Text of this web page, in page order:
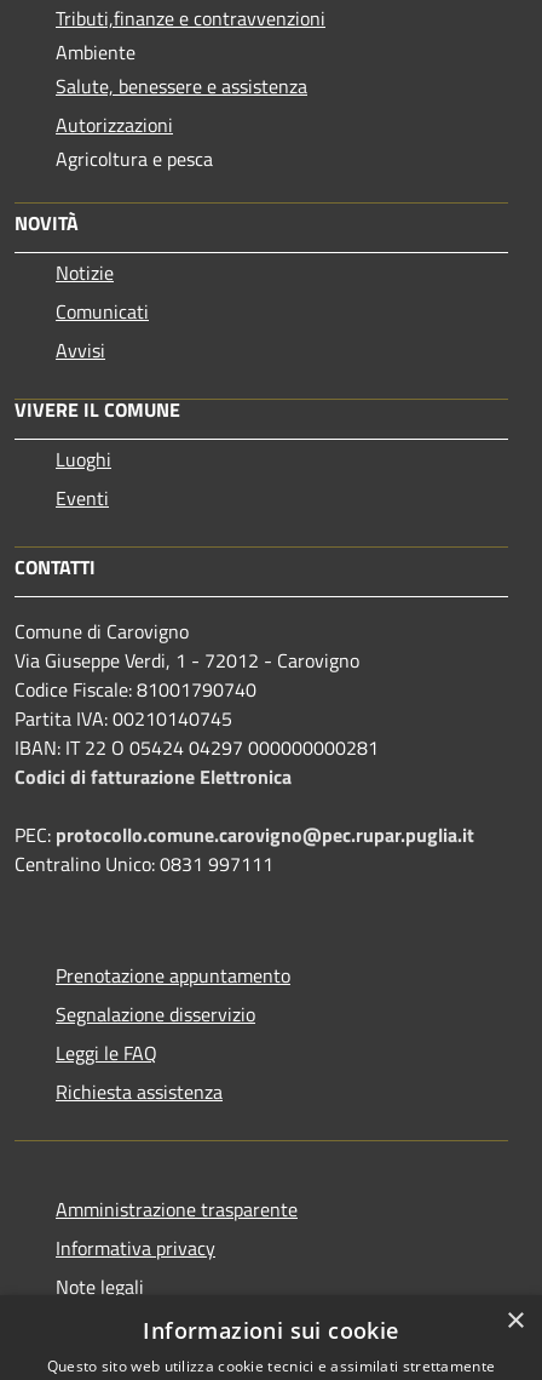
Tributi,finanze e contravvenzioni
Ambiente
Salute, benessere e assistenza
Autorizzazioni
Agricoltura e pesca
NOVITÀ
Notizie
Comunicati
Avvisi
VIVERE IL COMUNE
Luoghi
Eventi
CONTATTI
Comune di Carovigno
Via Giuseppe Verdi, 1 - 72012 - Carovigno
Codice Fiscale: 81001790740
Partita IVA: 00210140745
IBAN: IT 22 O 05424 04297 000000000281
Codici di fatturazione Elettronica
PEC: protocollo.comune.carovigno@pec.rupar.puglia.it
Centralino Unico: 0831 997111
Prenotazione appuntamento
Segnalazione disservizio
Leggi le FAQ
Richiesta assistenza
Amministrazione trasparente
Informativa privacy
Note legali
Dichiarazione di accessibilità
×
Informazioni sui cookie
Questo sito web utilizza cookie tecnici e assimilati strettamente